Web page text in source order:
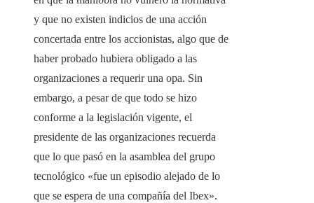
y que no existen indicios de una acción
concertada entre los accionistas, algo que de
haber probado hubiera obligado a las
organizaciones a requerir una opa. Sin
embargo, a pesar de que todo se hizo
conforme a la legislación vigente, el
presidente de las organizaciones recuerda
que lo que pasó en la asamblea del grupo
tecnológico «fue un episodio alejado de lo
que se espera de una compañía del Ibex».